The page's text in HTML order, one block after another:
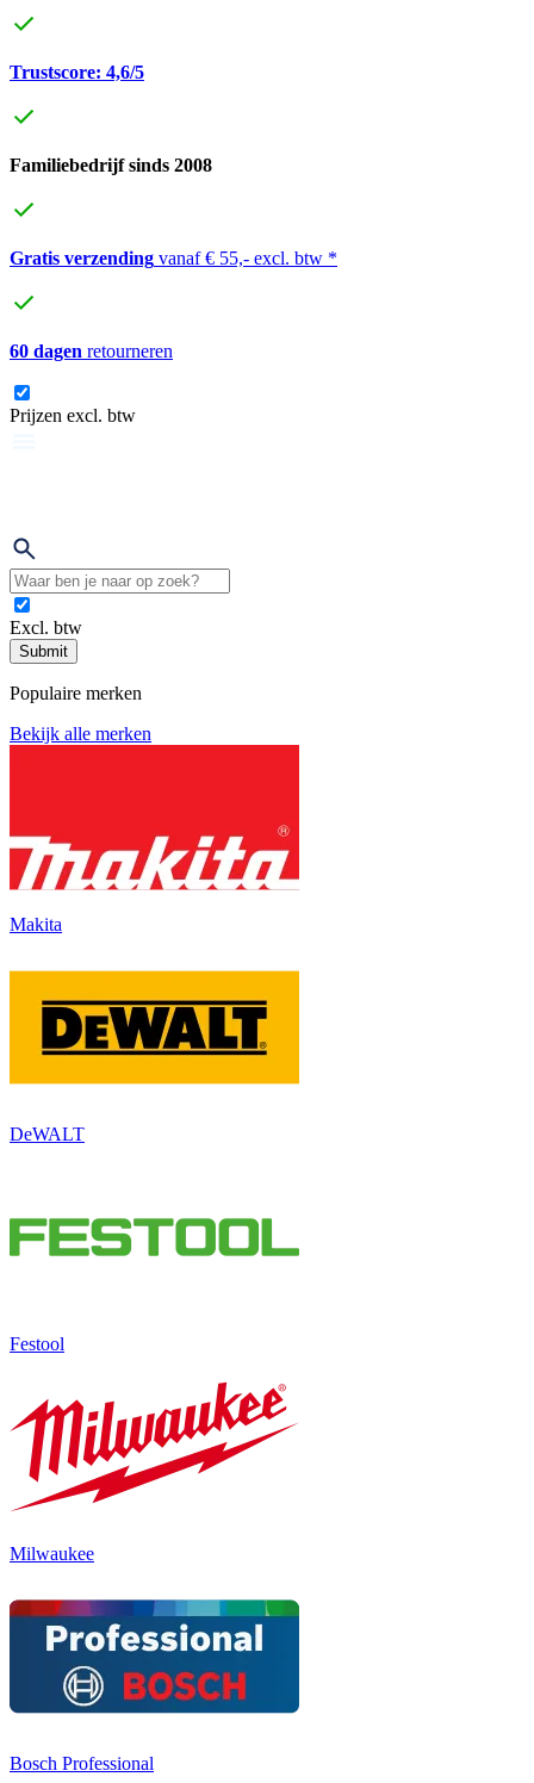
Trustscore: 4,6/5
Familiebedrijf sinds 2008
Gratis verzending vanaf € 55,- excl. btw *
60 dagen retourneren
Prijzen excl. btw
Excl. btw
Submit
Populaire merken
Bekijk alle merken
Makita
DeWALT
Festool
Milwaukee
Bosch Professional